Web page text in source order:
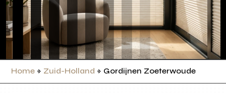
Home » Zuid-Holland » Gordijnen Zoeterwoude